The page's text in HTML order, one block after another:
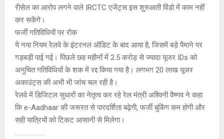
रीसेल का आरोप लगने वाले IRCTC एजेंट्स इस शुरुआती विंडो में काम नहीं
कर सकेंगे।
फर्जी गतिविधियों पर रोक
ये नया नियम रेलवे के इंटरनल ऑडिट के बाद आया है, जिसमें बड़े पैमाने पर
गड़बड़ी पाई गई। पिछले छह महीनों में 2.5 करोड़ से ज्यादा यूजर IDs को
अनुचित गतिविधियों के शक में रद्द किया गया है। लगभग 20 लाख यूजर
अकाउंट्स की अभी भी जांच चल रही है।
रेलवे में डिजिटल सुधारों का नेतृत्व कर रहे रेल मंत्री अश्विनी वैष्णव ने कहा
कि e-Aadhaar की जरूरत से पारदर्शिता बढ़ेगी, फर्जी बुकिंग कम होगी और
सही यात्रियों को टिकट आसानी से मिलेगा।